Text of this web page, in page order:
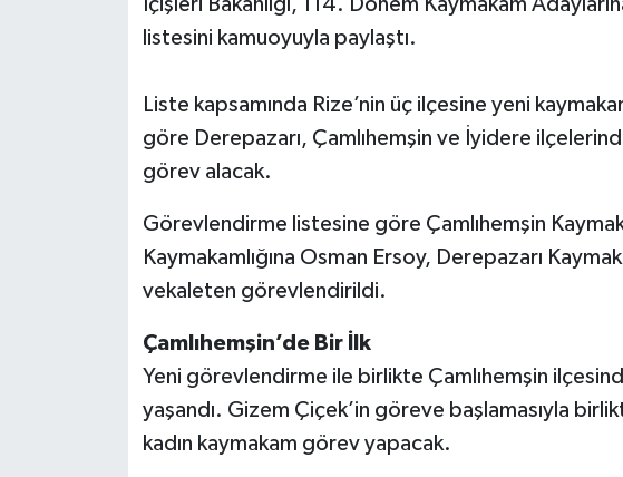
İçişleri Bakanlığı, 114. Dönem Kaymakam
listesini kamuoyuyla paylaştı.
Liste kapsamında Rize’nin üç ilçesine yeni
göre Derepazarı, Çamlıhemşin ve İyidere
görev alacak.
Görevlendirme listesine göre Çamlıhemşin
Kaymakamlığına Osman Ersoy, Derepazarı
vekaleten görevlendirildi.
Çamlıhemşin’de Bir İlk
Yeni görevlendirme ile birlikte Çamlıhemşin
yaşandı. Gizem Çiçek’in göreve başlamasıyla
kadın kaymakam görev yapacak.